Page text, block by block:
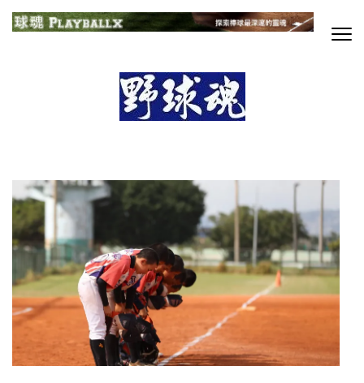
Skip